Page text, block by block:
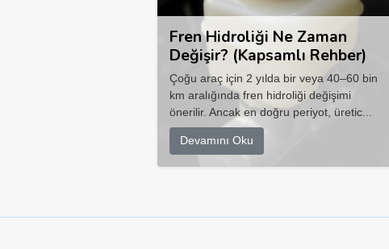
Fren Hidroliği Ne Zaman
Değişir? (Kapsamlı Rehber)
Çoğu araç için 2 yılda bir veya 40–60 bin
km aralığında fren hidroliği değişimi
önerilir. Ancak en doğru periyot, üretic...
Devamını Oku